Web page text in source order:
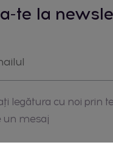
te la
legătura cu noi prin
un mesaj